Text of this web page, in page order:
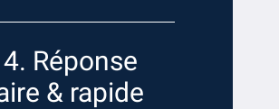
4. Réponse
& rapide